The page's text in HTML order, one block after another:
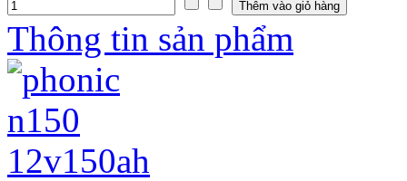
Thông tin sản phẩm